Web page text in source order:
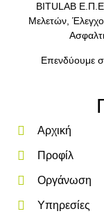
BITULAB
Μελετών,
Επενδύουμε
Αρχική
Προφίλ
Οργάνωση
Υπηρεσίες